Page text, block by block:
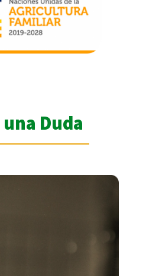
Duda